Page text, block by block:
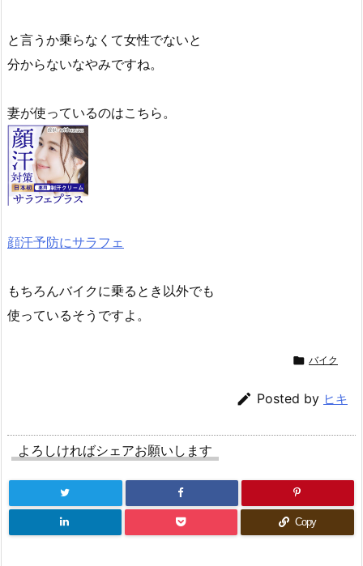
と言うか乗らなくて女性でないと
分からないなやみですね。
妻が使っているのはこちら。
顔汗予防にサラフェ
もちろんバイクに乗るとき以外でも
使っているそうですよ。
 バイク
 Posted by ヒキ
よろしければシェアお願いします
Copy